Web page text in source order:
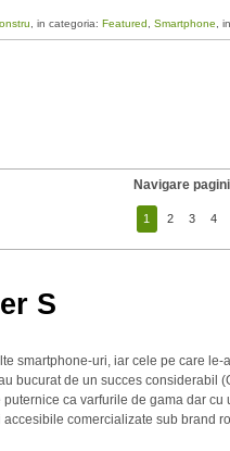
, in categoria: Featured Smartphone ,
Navigare
1 2 3 4
S
smartphone-uri, iar cele pe care
bucurat de un succes considerabil
ca varfurile de gama dar cu
comercializate sub brand